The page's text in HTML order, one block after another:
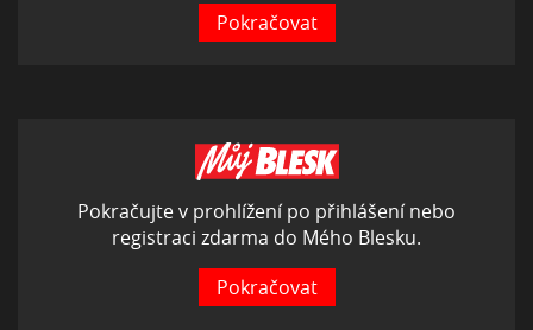
Pokračovat
Pokračujte v prohlížení po přihlášení nebo
registraci zdarma do Mého Blesku.
Pokračovat